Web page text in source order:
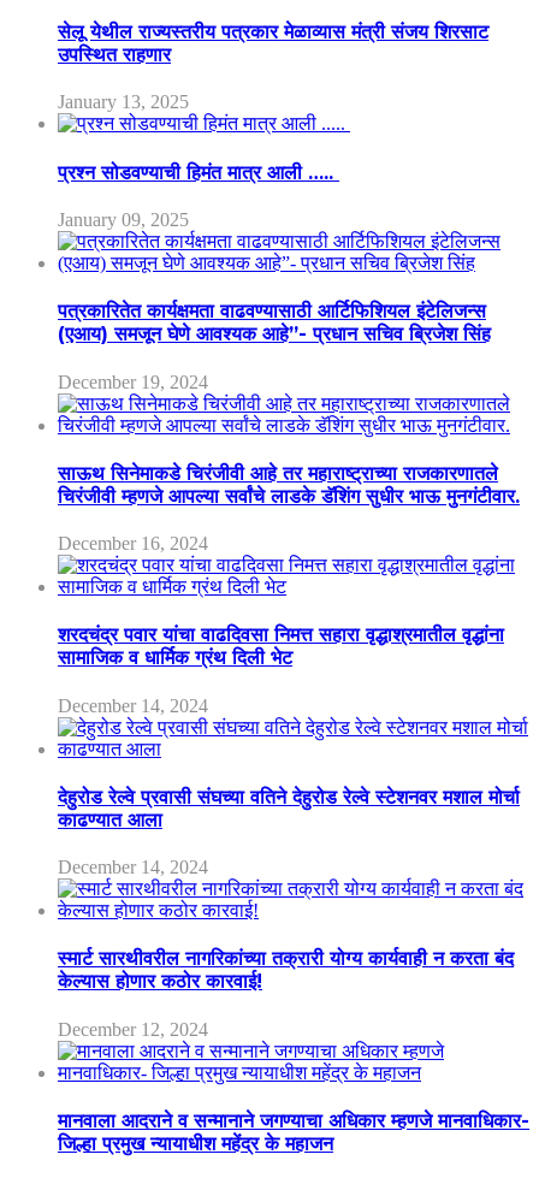
सेलू येथील राज्यस्तरीय पत्रकार मेळाव्यास मंत्री संजय शिरसाट
उपस्थित राहणार
January 13, 2025
प्रश्न सोडवण्याची हिमंत मात्र आली …..
January 09, 2025
पत्रकारितेत कार्यक्षमता वाढवण्यासाठी आर्टिफिशियल इंटेलिजन्स
(एआय) समजून घेणे आवश्यक आहे”- प्रधान सचिव ब्रिजेश सिंह
December 19, 2024
साऊथ सिनेमाकडे चिरंजीवी आहे तर महाराष्ट्राच्या राजकारणातले
चिरंजीवी म्हणजे आपल्या सर्वांचे लाडके डॅशिंग सुधीर भाऊ मुनगंटीवार.
December 16, 2024
शरदचंद्र पवार यांचा वाढदिवसा निमत्त सहारा वृद्धाश्रमातील वृद्धांना
सामाजिक व धार्मिक ग्रंथ दिली भेट
December 14, 2024
देहुरोड रेल्वे प्रवासी संघच्या वतिने देहुरोड रेल्वे स्टेशनवर मशाल मोर्चा
काढण्यात आला
December 14, 2024
स्मार्ट सारथीवरील नागरिकांच्या तक्रारी योग्य कार्यवाही न करता बंद
केल्यास होणार कठोर कारवाई!
December 12, 2024
मानवाला आदराने व सन्मानाने जगण्याचा अधिकार म्हणजे मानवाधिकार-
जिल्हा प्रमुख न्यायाधीश महेंद्र के महाजन